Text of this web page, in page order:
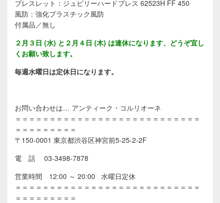
ブレスレット：ジュビリーハードブレス 62523H FF 450
風防：強化プラスチック風防
付属品／無し
２月３日 (水) と２月４日 (木) は連休になります、どうぞ宜し
くお願い致します。
毎週水曜日は定休日になります。
お問い合わせは… アンティーク・コルリオーネ
＝＝＝＝＝＝＝＝＝＝＝＝＝＝＝＝＝＝＝＝＝＝＝＝＝＝＝
＝＝＝＝＝＝＝＝＝
〒150-0001 東京都渋谷区神宮前5-25-2-2F
電 話 03-3498-7878
営業時間 12:00 ～ 20:00 水曜日定休
＝＝＝＝＝＝＝＝＝＝＝＝＝＝＝＝＝＝＝＝＝＝＝＝＝＝＝
＝＝＝＝＝＝＝＝＝